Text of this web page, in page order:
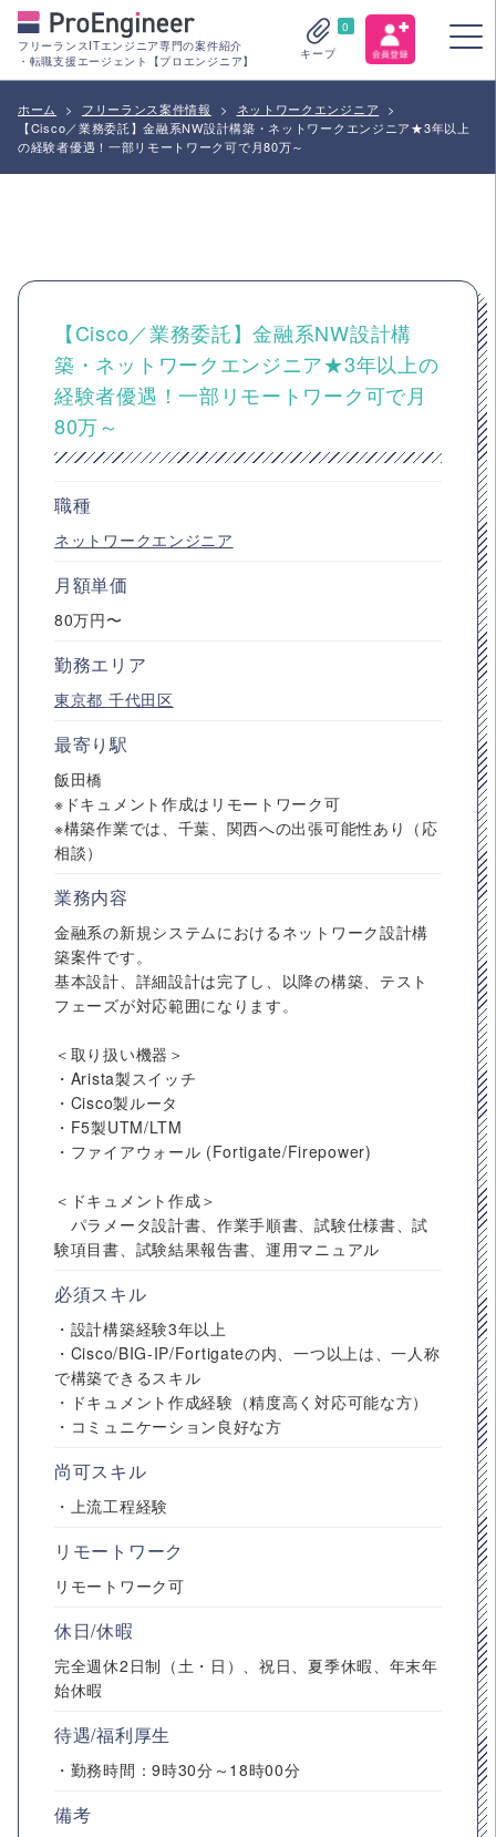
フリーランスITエンジニア専門の案件紹介
・転職支援エージェント【プロエンジニア】
0
キープ
ホーム > フリーランス案件情報 > ネットワークエンジニア
>
【Cisco／業務委託】金融系NW設計構築・ネットワークエンジニア★3年以上
の経験者優遇！一部リモートワーク可で月80万～
【Cisco／業務委託】金融系NW設計構
築・ネットワークエンジニア★3年以上の
経験者優遇！一部リモートワーク可で月
80万～
職種
ネットワークエンジニア
月額単価
80万円〜
勤務エリア
東京都 千代田区
最寄り駅
飯田橋
※ドキュメント作成はリモートワーク可
※構築作業では、千葉、関西への出張可能性あり（応
相談）
業務内容
金融系の新規システムにおけるネットワーク設計構
築案件です。
基本設計、詳細設計は完了し、以降の構築、テスト
フェーズが対応範囲になります。
＜取り扱い機器＞
・Arista製スイッチ
・Cisco製ルータ
・F5製UTM/LTM
・ファイアウォール (Fortigate/Firepower)
＜ドキュメント作成＞
パラメータ設計書、作業手順書、試験仕様書、試
験項目書、試験結果報告書、運用マニュアル
必須スキル
・設計構築経験3年以上
・Cisco/BIG-IP/Fortigateの内、一つ以上は、一人称
で構築できるスキル
・ドキュメント作成経験（精度高く対応可能な方）
・コミュニケーション良好な方
尚可スキル
・上流工程経験
リモートワーク
リモートワーク可
休日/休暇
完全週休2日制（土・日）、祝日、夏季休暇、年末年
始休暇
待遇/福利厚生
・勤務時間：9時30分～18時00分
備考